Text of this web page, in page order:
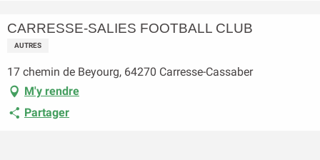
CARRESSE-SALIES FOOTBALL CLUB
AUTRES
17 chemin de Beyourg, 64270 Carresse-Cassaber
M'y rendre
Partager